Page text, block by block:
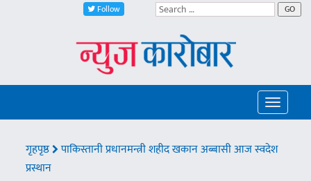
Follow GO
Toggle
गृहपृष्ठ
पाकिस्तानी प्रधानमन्त्री शहीद खकान अब्बासी आज स्वदेश
प्रस्थान